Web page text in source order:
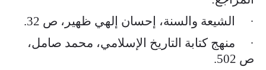
· الشيعة والسنة، إحسان إلهي ظهير، ص 32.
· منهج كتابة التاريخ الإسلامي، محمد صامل،
ص 502.